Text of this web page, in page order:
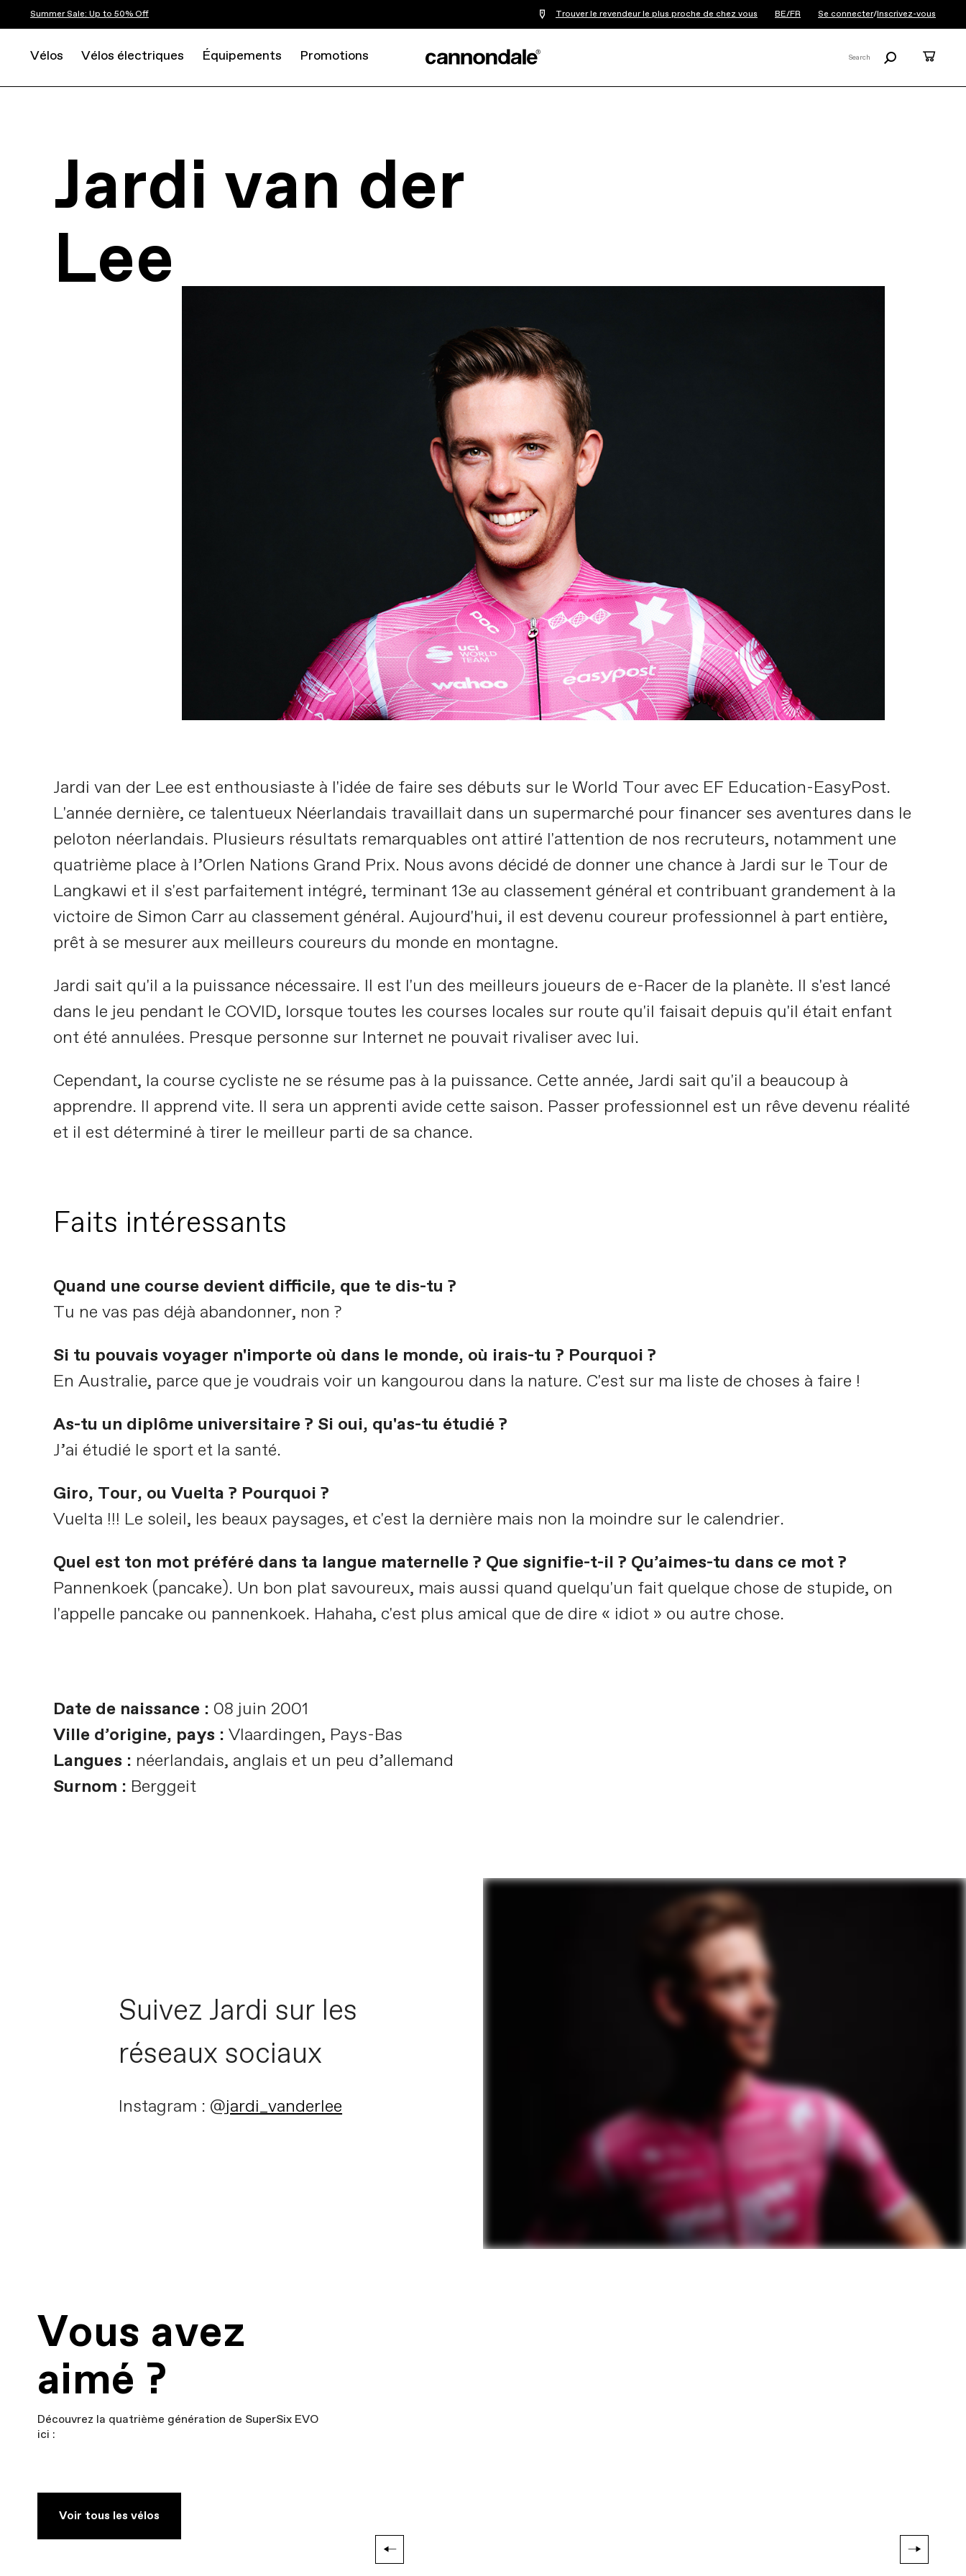
Summer Sale: Up to 50% Off Trouver le revendeur le plus proche de chez vous BE/FR Se connecter/Inscrivez-vous
Vélos Vélos électriques Équipements Promotions Search
Jardi van der
Lee
Jardi van der Lee est enthousiaste à l'idée de faire ses débuts sur le World Tour avec EF Education-EasyPost.
L'année dernière, ce talentueux Néerlandais travaillait dans un supermarché pour financer ses aventures dans le
peloton néerlandais. Plusieurs résultats remarquables ont attiré l'attention de nos recruteurs, notamment une
quatrième place à l’Orlen Nations Grand Prix. Nous avons décidé de donner une chance à Jardi sur le Tour de
Langkawi et il s'est parfaitement intégré, terminant 13e au classement général et contribuant grandement à la
victoire de Simon Carr au classement général. Aujourd'hui, il est devenu coureur professionnel à part entière,
prêt à se mesurer aux meilleurs coureurs du monde en montagne.
Jardi sait qu'il a la puissance nécessaire. Il est l'un des meilleurs joueurs de e-Racer de la planète. Il s'est lancé
dans le jeu pendant le COVID, lorsque toutes les courses locales sur route qu'il faisait depuis qu'il était enfant
ont été annulées. Presque personne sur Internet ne pouvait rivaliser avec lui.
Cependant, la course cycliste ne se résume pas à la puissance. Cette année, Jardi sait qu'il a beaucoup à
apprendre. Il apprend vite. Il sera un apprenti avide cette saison. Passer professionnel est un rêve devenu réalité
et il est déterminé à tirer le meilleur parti de sa chance.
Faits intéressants
Quand une course devient difficile, que te dis-tu ?
Tu ne vas pas déjà abandonner, non ?
Si tu pouvais voyager n'importe où dans le monde, où irais-tu ? Pourquoi ?
En Australie, parce que je voudrais voir un kangourou dans la nature. C'est sur ma liste de choses à faire !
As-tu un diplôme universitaire ? Si oui, qu'as-tu étudié ?
J’ai étudié le sport et la santé.
Giro, Tour, ou Vuelta ? Pourquoi ?
Vuelta !!! Le soleil, les beaux paysages, et c'est la dernière mais non la moindre sur le calendrier.
Quel est ton mot préféré dans ta langue maternelle ? Que signifie-t-il ? Qu’aimes-tu dans ce mot ?
Pannenkoek (pancake). Un bon plat savoureux, mais aussi quand quelqu'un fait quelque chose de stupide, on
l'appelle pancake ou pannenkoek. Hahaha, c'est plus amical que de dire « idiot » ou autre chose.
Date de naissance : 08 juin 2001
Ville d’origine, pays : Vlaardingen, Pays-Bas
Langues : néerlandais, anglais et un peu d’allemand
Surnom : Berggeit
Suivez Jardi sur les
réseaux sociaux
Instagram : @jardi_vanderlee
Vous avez
aimé ?
Découvrez la quatrième génération de SuperSix EVO
ici :
Voir tous les vélos